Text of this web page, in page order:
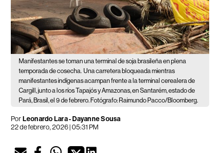
Manifestantes se toman una terminal de soja brasileña en plena
temporada de cosecha. Una carretera bloqueada mientras
manifestantes indígenas acampan frente a la terminal cerealera de
Cargill, junto a los ríos Tapajós y Amazonas, en Santarém, estado de
Pará, Brasil, el 9 de febrero. Fotógrafo: Raimundo Pacco/Bloomberg.
PorLeonardo Lara - Dayanne Sousa
22 de febrero, 2026 | 05:31 PM